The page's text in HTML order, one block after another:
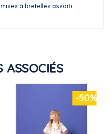
à bretelles assorti.
ASSOCIÉS
-50%